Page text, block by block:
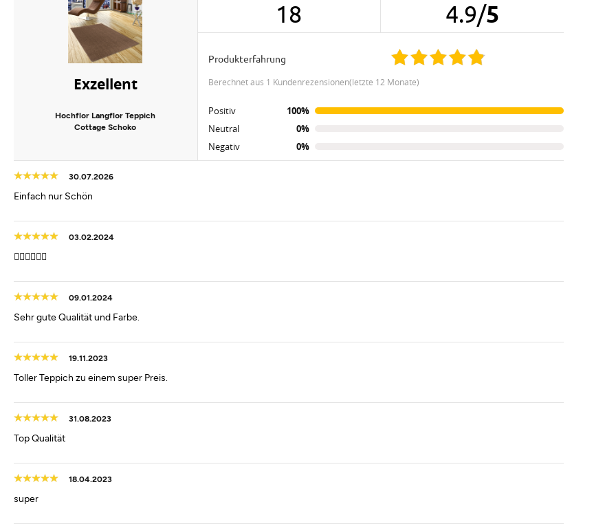
Exzellent
Hochflor Langflor Teppich
Cottage Schoko
18 4.9/5
Produkterfahrung
berechnet aus 1 Kundenrezensionen(letzte 12 Monate)
Positiv
100%
Neutral
0%
Negativ
0%
30.07.2026
Einfach nur Schön
03.02.2024
👍🏻👍🏻👍🏻
09.01.2024
Sehr gute Qualität und Farbe.
19.11.2023
Toller Teppich zu einem super Preis.
31.08.2023
Top Qualität
18.04.2023
super